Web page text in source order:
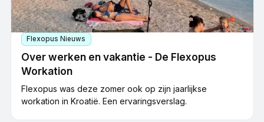
Flexopus Nieuws
Over werken en vakantie - De Flexopus
Workation
Flexopus was deze zomer ook op zijn jaarlijkse
workation in Kroatië. Een ervaringsverslag.